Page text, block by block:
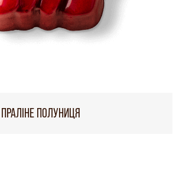
ПРАЛІНЕ ПОЛУНИЦЯ